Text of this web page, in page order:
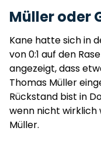
Müller oder
Kane hatte sich in
von 0:1 auf den
angezeigt, dass
Thomas Müller
Rückstand bist in
wenn nicht wirklich
Müller.